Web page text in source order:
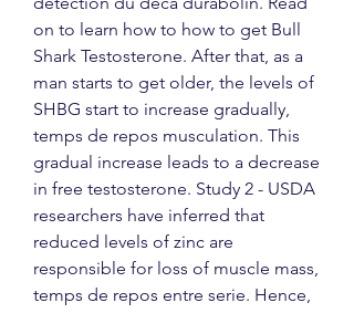
on to learn how to how to get Bull
Shark Testosterone. After that, as a
man starts to get older, the levels of
SHBG start to increase gradually,
temps de repos musculation. This
gradual increase leads to a decrease
in free testosterone. Study 2 - USDA
researchers have inferred that
reduced levels of zinc are
responsible for loss of muscle mass,
temps de repos entre serie. Hence,